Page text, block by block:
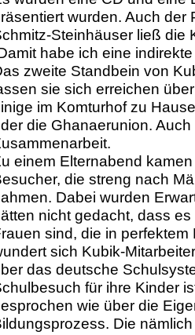
wurden. Auch
Steinhäuser ließ die
habe ich eine
zweite Standbein von
sie sich erreichen
im Komturhof zu
die Ghanaerunion.
einem Elternabend
die streng nach
Dabei wurden
nicht gedacht, dass
sind, die in
sich Kubik-
das deutsche
für ihre Kinder
wie über die
Die